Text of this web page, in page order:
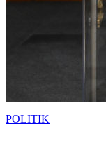
POLITIK